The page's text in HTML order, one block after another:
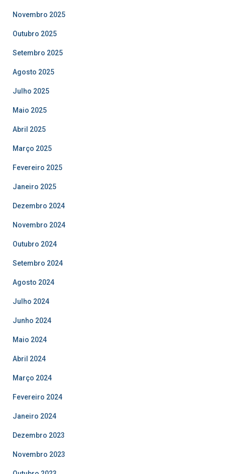
Novembro 2025
Outubro 2025
Setembro 2025
Agosto 2025
Julho 2025
Maio 2025
Abril 2025
Março 2025
Fevereiro 2025
Janeiro 2025
Dezembro 2024
Novembro 2024
Outubro 2024
Setembro 2024
Agosto 2024
Julho 2024
Junho 2024
Maio 2024
Abril 2024
Março 2024
Fevereiro 2024
Janeiro 2024
Dezembro 2023
Novembro 2023